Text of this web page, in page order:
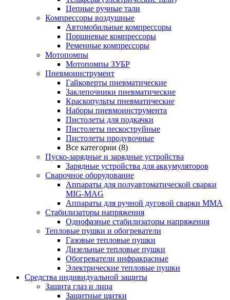
Цепные ручные тали
Компрессоры воздушные
Автомобильные компрессоры
Поршневые компрессоры
Ременные компрессоры
Мотопомпы
Мотопомпы ЗУБР
Пневмоинструмент
Гайковерты пневматические
Заклепочники пневматические
Краскопульты пневматические
Наборы пневмоинструмента
Пистолеты для подкачки
Пистолеты пескоструйные
Пистолеты продувочные
Все категории (8)
Пуско-зарядные и зарядные устройства
Зарядные устройства для аккумуляторов
Сварочное оборудование
Аппараты для полуавтоматической сварки
MIG-MAG
Аппараты для ручной дуговой сварки MMA
Стабилизаторы напряжения
Однофазные стабилизаторы напряжения
Тепловые пушки и обогреватели
Газовые тепловые пушки
Дизельные тепловые пушки
Обогреватели инфракрасные
Электрические тепловые пушки
Средства индивидуальной защиты
Защита глаз и лица
Защитные щитки